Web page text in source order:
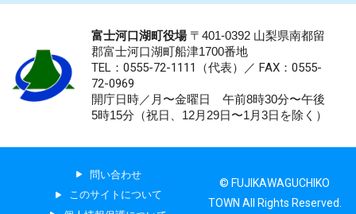
富士河口湖町役場〒401-0392 山梨県南都留
郡富士河口湖町船津1700番地
TEL：0555-72-1111 （代表）／ FAX：0555-
72-0969
開庁日時／月〜金曜日 午前8時30分〜午後
5時15分（祝日、12月29日〜1月3日を除く）
問い合わせ
このサイトについて
© FUJIKAWAGUCHIKO
TOWN All Rights Reserved.